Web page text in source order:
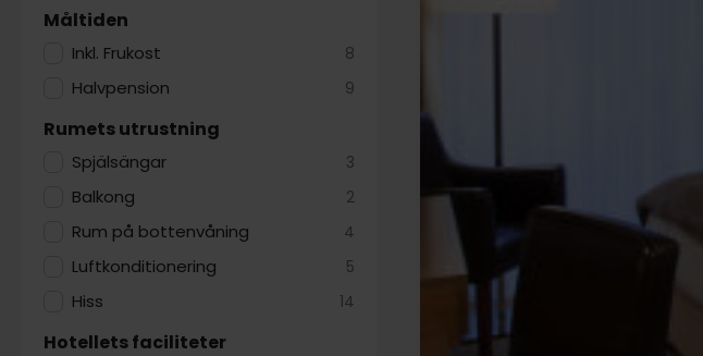
Måltiden
Inkl. Frukost 8
Halvpension 9
Rumets utrustning
Spjälsängar 3
Balkong 2
Rum på bottenvåning 4
Luftkonditionering 5
Hiss 14
Hotellets faciliteter